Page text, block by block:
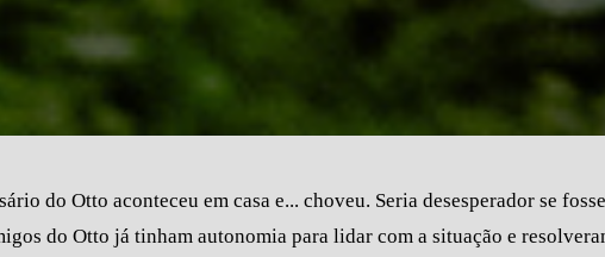
do Otto aconteceu em casa e... choveu. Seria desesperador se
do Otto já tinham autonomia para lidar com a situação e